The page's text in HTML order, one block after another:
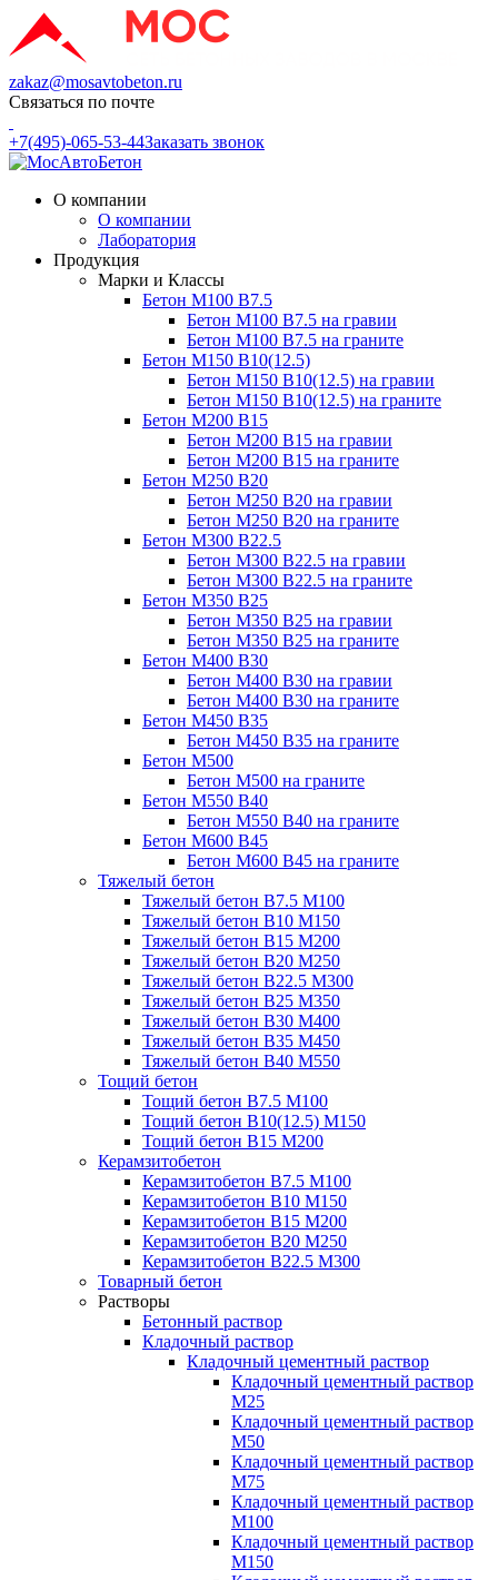
zakaz@mosavtobeton.ru
Связаться по почте
+7(495)-065-53-44Заказать звонок
О компании
О компании
Лаборатория
Продукция
Марки и Классы
Бетон М100 В7.5
Бетон М100 В7.5 на гравии
Бетон М100 В7.5 на граните
Бетон М150 В10(12.5)
Бетон М150 В10(12.5) на гравии
Бетон М150 В10(12.5) на граните
Бетон М200 В15
Бетон М200 В15 на гравии
Бетон М200 В15 на граните
Бетон М250 В20
Бетон М250 В20 на гравии
Бетон М250 В20 на граните
Бетон М300 В22.5
Бетон М300 В22.5 на гравии
Бетон М300 В22.5 на граните
Бетон М350 В25
Бетон М350 В25 на гравии
Бетон М350 В25 на граните
Бетон М400 В30
Бетон М400 В30 на гравии
Бетон М400 В30 на граните
Бетон М450 В35
Бетон М450 В35 на граните
Бетон М500
Бетон М500 на граните
Бетон М550 В40
Бетон М550 В40 на граните
Бетон М600 В45
Бетон М600 В45 на граните
Тяжелый бетон
Тяжелый бетон В7.5 М100
Тяжелый бетон В10 М150
Тяжелый бетон В15 М200
Тяжелый бетон В20 М250
Тяжелый бетон В22.5 М300
Тяжелый бетон В25 М350
Тяжелый бетон В30 М400
Тяжелый бетон В35 М450
Тяжелый бетон В40 М550
Тощий бетон
Тощий бетон В7.5 М100
Тощий бетон В10(12.5) М150
Тощий бетон В15 М200
Керамзитобетон
Керамзитобетон В7.5 М100
Керамзитобетон В10 М150
Керамзитобетон В15 М200
Керамзитобетон В20 М250
Керамзитобетон В22.5 М300
Товарный бетон
Растворы
Бетонный раствор
Кладочный раствор
Кладочный цементный раствор
Кладочный цементный раствор
М25
Кладочный цементный раствор
М50
Кладочный цементный раствор
М75
Кладочный цементный раствор
М100
Кладочный цементный раствор
М150